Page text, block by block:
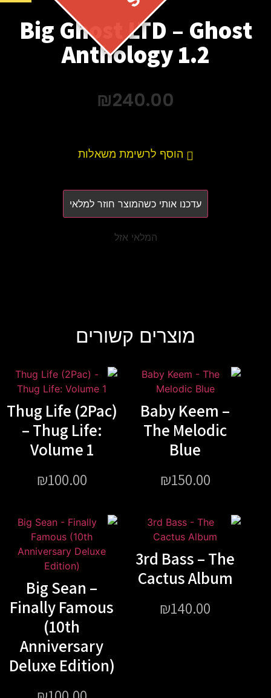
Big Ghost LTD – Ghost
Anthology 1.2
₪240.00
הוסף לרשימת משאלות
עדכנו אותי כשהמוצר חוזר למלאי
המלאי אזל
מוצרים קשורים
Baby Keem –
The Melodic
Blue
₪150.00
Thug Life (2Pac)
– Thug Life:
Volume 1
₪100.00
3rd Bass – The
Cactus Album
₪140.00
Big Sean –
Finally Famous
(10th
Anniversary
Deluxe Edition)